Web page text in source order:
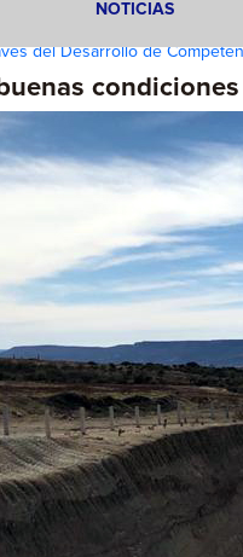
NOTICIAS
del Desarrollo de